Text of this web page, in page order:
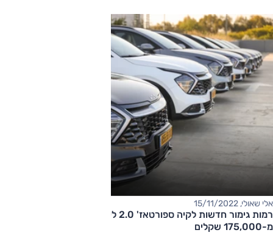
אלי שאולי, 15/11/2022
​רמות גימור חדשות לקיה ספורטאז' 2.0 ליטר – מחיר החל
מ-175,000 שקלים